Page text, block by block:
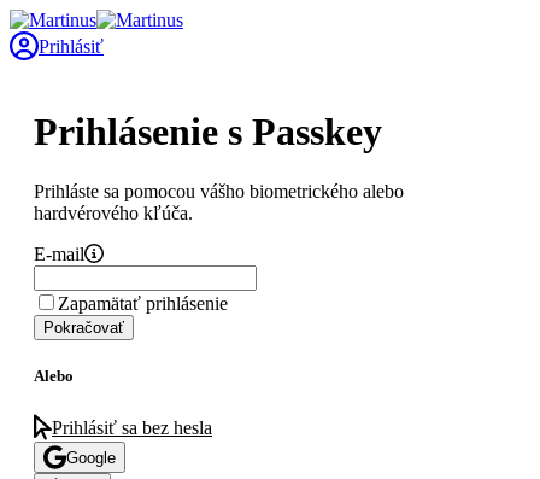
Prihlásiť
Prihlásenie s Passkey
Prihláste sa pomocou vášho biometrického alebo
hardvérového kľúča.
E-mail
Zapamätať prihlásenie
Pokračovať
Alebo
Prihlásiť sa bez hesla
Google